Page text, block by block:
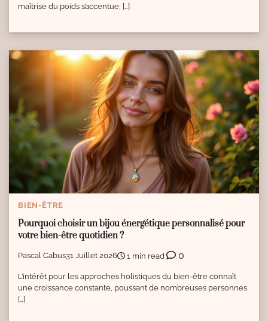
maîtrise du poids s’accentue, […]
BIEN-ÊTRE
Pourquoi choisir un bijou énergétique personnalisé pour
votre bien-être quotidien ?
Pascal Cabus31 Juillet 2026 1 min read 0
L’intérêt pour les approches holistiques du bien-être connaît
une croissance constante, poussant de nombreuses personnes
[…]